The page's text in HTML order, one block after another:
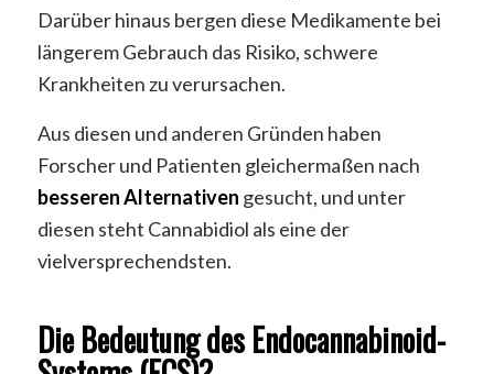
Darüber hinaus bergen diese Medikamente bei
längerem Gebrauch das Risiko, schwere
Krankheiten zu verursachen.
Aus diesen und anderen Gründen haben
Forscher und Patienten gleichermaßen nach
besseren Alternativen gesucht, und unter
diesen steht Cannabidiol als eine der
vielversprechendsten.
Die Bedeutung des Endocannabinoid-